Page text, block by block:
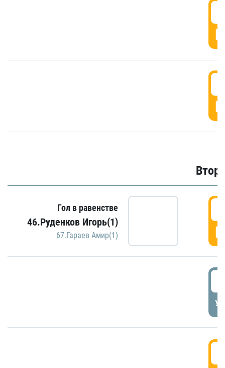
Гол в равенстве
46.Руденков Игорь(1)
67.Гараев Амир(1)